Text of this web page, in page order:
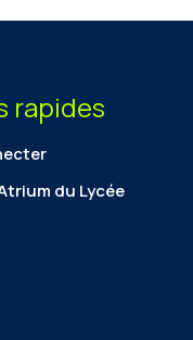
rapides
du Lycée